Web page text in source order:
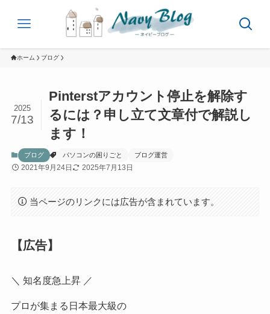
ホーム ブログ
Pinterstアカウント停止を解除す
るには？申し立て文章付で解説し
ます！
2025
7/13
ブログ パソコンの困りごと ブログ運営
2021年9月24日 2025年7月13日
当ページのリンクには広告が含まれています。
【広告】
＼ 知名度急上昇 ／
プロが集まる日本最大級の